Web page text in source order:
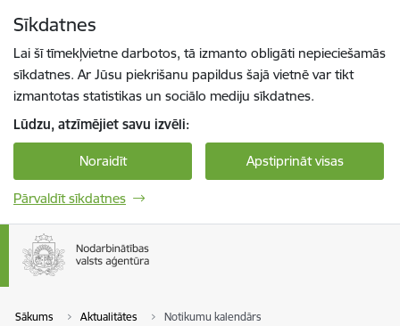
Sīkdatnes
Lai šī tīmekļvietne darbotos, tā izmanto obligāti nepieciešamās
sīkdatnes. Ar Jūsu piekrišanu papildus šajā vietnē var tikt
izmantotas statistikas un sociālo mediju sīkdatnes.
Lūdzu, atzīmējiet savu izvēli:
Noraidīt Apstiprināt visas
Pārvaldīt sīkdatnes
Sākums Aktualitātes Notikumu kalendārs